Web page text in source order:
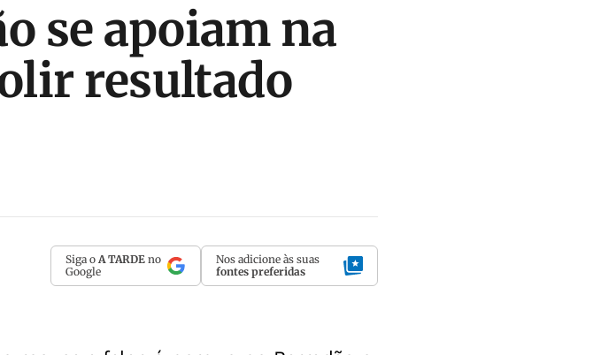
se apoiam na
resultado
Siga o A TARDE no
Google
Nos adicione às suas
fontes preferidas